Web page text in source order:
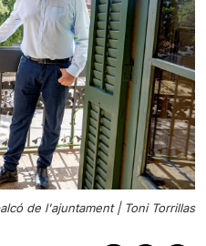
de l'ajuntament | Toni Torrillas